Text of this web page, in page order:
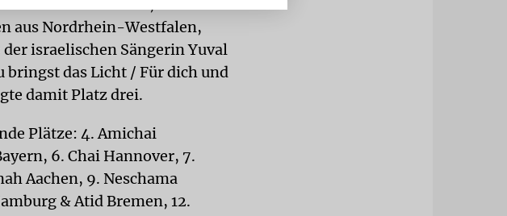
aus Nordrhein-Westfalen,
israelischen Sängerin Yuval
bringst das Licht / Für dich und
damit Platz drei.
Plätze: 4. Amichai
6. Chai Hannover, 7.
Aachen, 9. Neschama
& Atid Bremen, 12.